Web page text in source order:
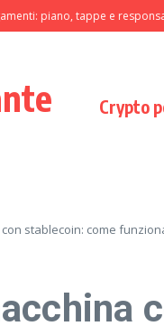
piano, tappe e responsabilita
Crypto
stablecoin: come